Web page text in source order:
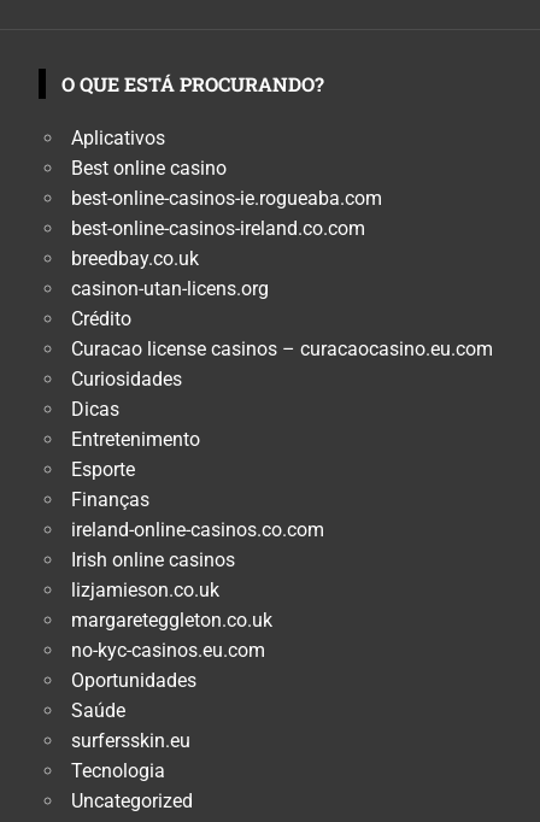
O QUE ESTÁ PROCURANDO?
Aplicativos
Best online casino
best-online-casinos-ie.rogueaba.com
best-online-casinos-ireland.co.com
breedbay.co.uk
casinon-utan-licens.org
Crédito
Curacao license casinos – curacaocasino.eu.com
Curiosidades
Dicas
Entretenimento
Esporte
Finanças
ireland-online-casinos.co.com
Irish online casinos
lizjamieson.co.uk
margareteggleton.co.uk
no-kyc-casinos.eu.com
Oportunidades
Saúde
surfersskin.eu
Tecnologia
Uncategorized